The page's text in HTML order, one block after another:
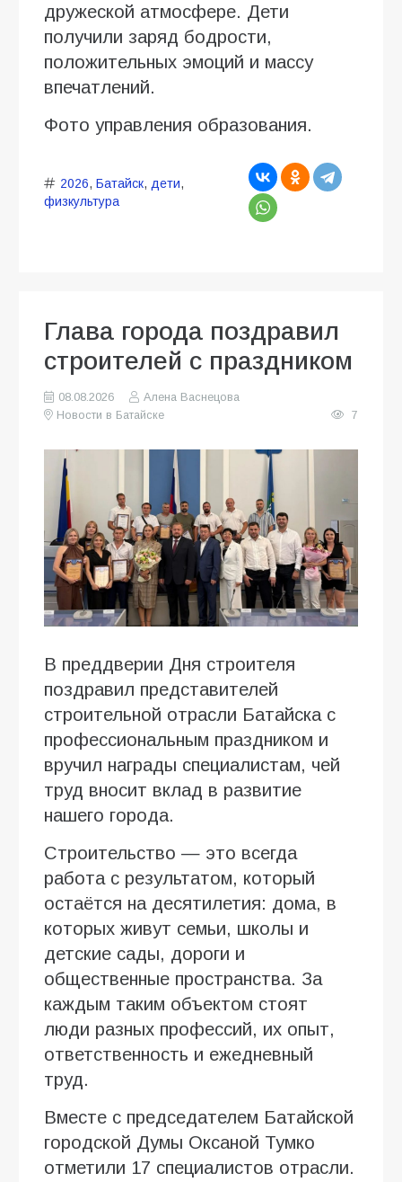
дружеской атмосфере. Дети
получили заряд бодрости,
положительных эмоций и массу
впечатлений.
Фото управления образования.
2026, Батайск, дети,
физкультура
Глава города поздравил
строителей с праздником
08.08.2026
Алена Васнецова
Новости в Батайске
7
В преддверии Дня строителя
поздравил представителей
строительной отрасли Батайска с
профессиональным праздником и
вручил награды специалистам, чей
труд вносит вклад в развитие
нашего города.
Строительство — это всегда
работа с результатом, который
остаётся на десятилетия: дома, в
которых живут семьи, школы и
детские сады, дороги и
общественные пространства. За
каждым таким объектом стоят
люди разных профессий, их опыт,
ответственность и ежедневный
труд.
Вместе с председателем Батайской
городской Думы Оксаной Тумко
отметили 17 специалистов отрасли.